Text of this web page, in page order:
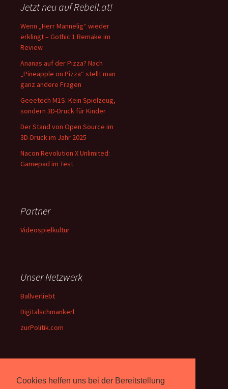
Cookies helfen uns bei der Bereitstellung
Jetzt neu auf Rebell.at!
Wenn „Herr Mannelig“ wieder
erklingt – Gothic 1 Remake im
Review
Ananas auf der Pizza? Nach
„Pineapple on Pizza“ stellt man
ganz andere Fragen
Geeetech M1S: Kein Spielzeug,
sondern 3D-Druck für Kinder
Der Stand von Open Source im
3D-Druck im Jahr 2025
Nacon Revolution X Unlimited:
Gamepad im Test
Partner
Videospielkultur
Unser Netzwerk
Ballverliebt
Digitalschmankerl
zurPolitik.com
Über Uns